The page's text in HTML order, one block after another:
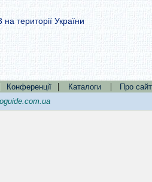
території України
Конференції | Каталоги |
Про сайт